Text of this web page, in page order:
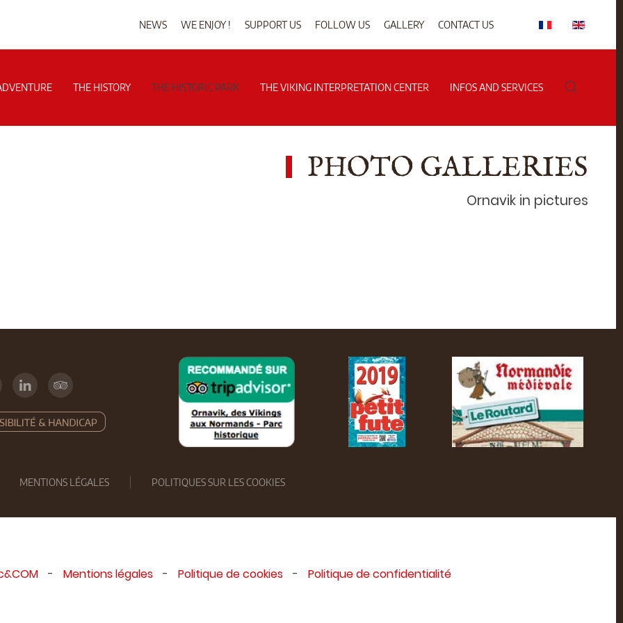
NEWS WE ENJOY ! SUPPORT US FOLLOW US GALLERY CONTACT US
THE HISTORY THE HISTORIC PARK THE VIKING INTERPRETATION CENTER INFOS AND SERVICES
PHOTO GALLERIES
Ornavik in pictures
MENTIONS LÉGALES POLITIQUES SUR LES COOKIES
- Mentions légales - Politique de cookies - Politique de confidentialité